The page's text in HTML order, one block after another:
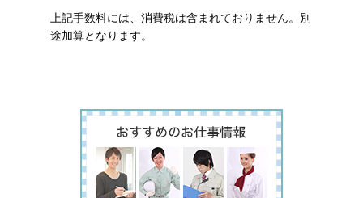
上記手数料には、消費税は含まれておりません。別
途加算となります。